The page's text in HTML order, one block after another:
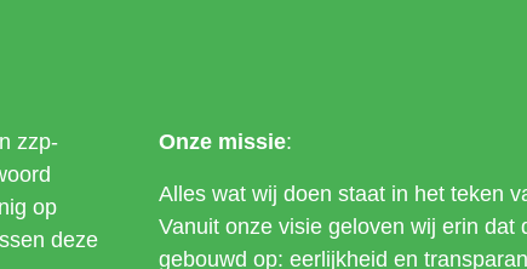
zzp-
op
deze
Onze missie:
Alles wat wij doen staat in het teken
Vanuit onze visie geloven wij erin
gebouwd op: eerlijkheid en